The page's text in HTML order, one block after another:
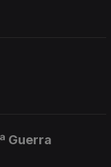
Guerra